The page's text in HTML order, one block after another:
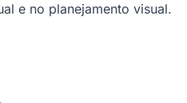
e no planejamento visual.